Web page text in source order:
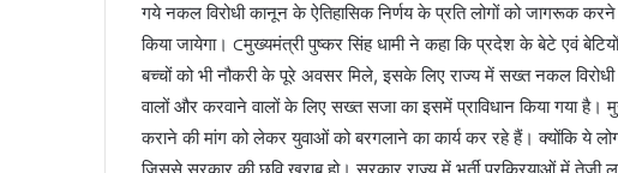
गये नकल विरोधी कानून के ऐतिहासिक निर्णय के प्रति लोगों को जागरूक
किया जायेगा। ⊂मुख्यमंत्री पुष्कर सिंह धामी ने कहा कि प्रदेश के बेटे एवं
बच्चों को भी नौकरी के पूरे अवसर मिले, इसके लिए राज्य में सख्त नकल
वालों और करवाने वालों के लिए सख्त सजा का इसमें प्राविधान किया गया है।
कराने की मांग को लेकर युवाओं को बरगलाने का कार्य कर रहे हैं। क्योंकि ये